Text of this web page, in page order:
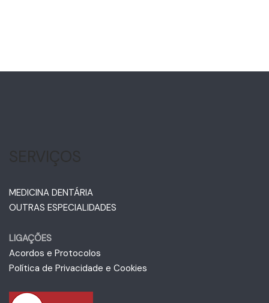
MEDICINA DENTÁRIA
OUTRAS ESPECIALIDADES
LIGAÇÕES
Acordos e Protocolos
Política de Privacidade e Cookies